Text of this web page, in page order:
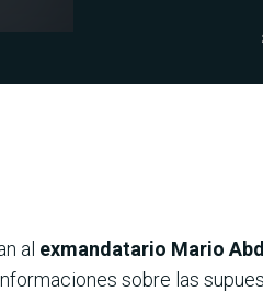
al exmandatario Mario
sobre las